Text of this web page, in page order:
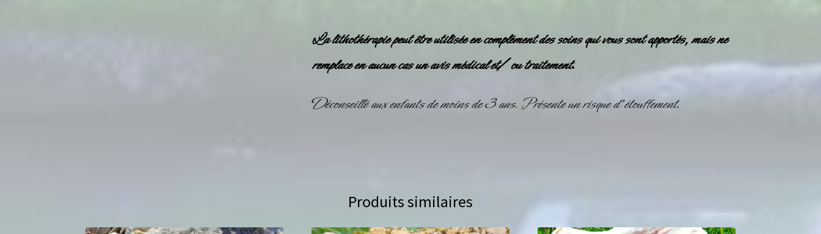
La lithothérapie peut être utilisée en complément des soins qui vous sont apportés, mais ne
remplace en aucun cas un avis médical et/ ou traitement.
Déconseillé aux enfants de moins de 3 ans. Présente un risque d’étouffement.
Produits similaires